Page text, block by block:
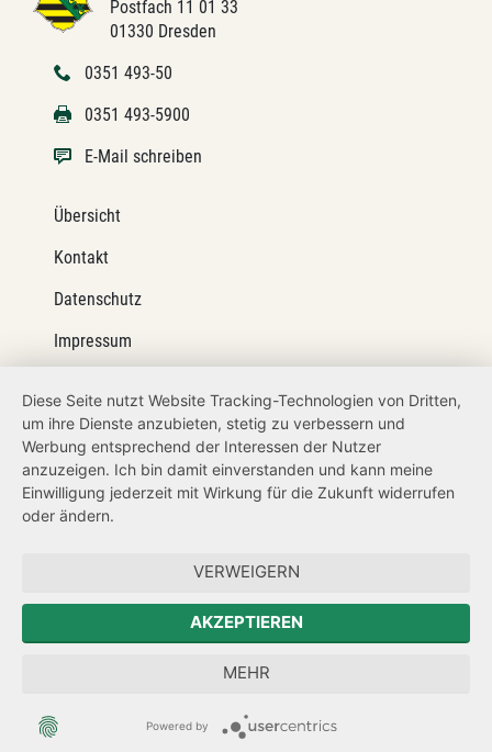
Postfach 11 01 33
01330 Dresden
0351 493-50
0351 493-5900
E-Mail schreiben
Übersicht
Kontakt
Datenschutz
Impressum
Netiquette
Transparenzanspruch
Hinweisgeberschutz
Forum Mitteleuropa
Der Sächsische Integrationsbeauftragte
Sächsische Landesbeauftragte zur Aufarbeitung der SED-
Diese Seite nutzt Website Tracking-Technologien von Dritten,
um ihre Dienste anzubieten, stetig zu verbessern und
Werbung entsprechend der Interessen der Nutzer
anzuzeigen. Ich bin damit einverstanden und kann meine
Einwilligung jederzeit mit Wirkung für die Zukunft widerrufen
oder ändern.
VERWEIGERN
AKZEPTIEREN
MEHR
Powered by